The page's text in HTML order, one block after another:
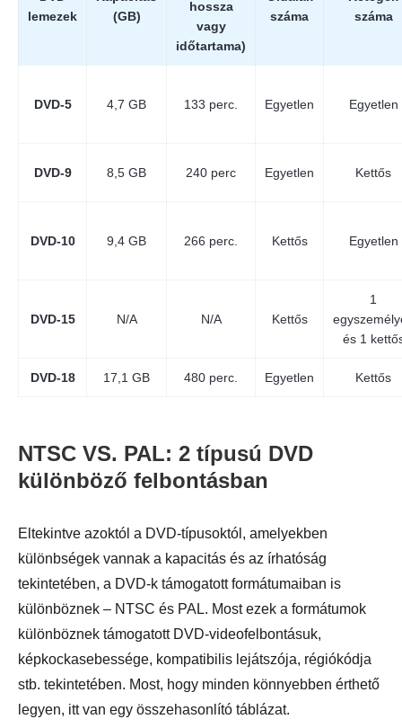
lemezek
(GB)
hossza
vagy
időtartama)
száma
száma
DVD-5 4,7 GB 133 perc. Egyetlen Egyetlen
DVD-9 8,5 GB 240 perc Egyetlen Kettős
DVD-10 9,4 GB 266 perc. Kettős Egyetlen
DVD-15 N/A N/A Kettős
1
és 1
DVD-18 17,1 GB 480 perc. Egyetlen Kettős
NTSC VS. PAL: 2 típusú DVD
különböző felbontásban
Eltekintve azoktól a DVD-típusoktól, amelyekben
különbségek vannak a kapacitás és az írhatóság
tekintetében, a DVD-k támogatott formátumaiban is
különböznek – NTSC és PAL. Most ezek a formátumok
különböznek támogatott DVD-videofelbontásuk,
képkockasebessége, kompatibilis lejátszója, régiókódja
stb. tekintetében. Most, hogy minden könnyebben érthető
legyen, itt van egy összehasonlító táblázat.